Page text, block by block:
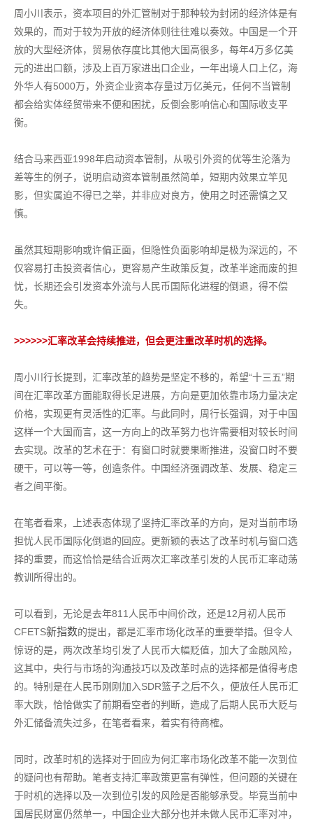
周小川表示，资本项目的外汇管制对于那种较为封闭的经济体是有
效果的，而对于较为开放的经济体则往往难以奏效。中国是一个开
放的大型经济体，贸易依存度比其他大国高很多，每年4万多亿美
元的进出口额，涉及上百万家进出口企业，一年出境人口上亿，海
外华人有5000万，外资企业资本存量过万亿美元，任何不当管制
都会给实体经贸带来不便和困扰，反倒会影响信心和国际收支平
衡。
结合马来西亚1998年启动资本管制，从吸引外资的优等生沦落为
差等生的例子，说明启动资本管制虽然简单，短期内效果立竿见
影，但实属迫不得已之举，并非应对良方，使用之时还需慎之又
慎。
虽然其短期影响或许偏正面，但隐性负面影响却是极为深远的，不
仅容易打击投资者信心，更容易产生政策反复，改革半途而废的担
忧，长期还会引发资本外流与人民币国际化进程的倒退，得不偿
失。
>>>>>>汇率改革会持续推进，但会更注重改革时机的选择。
周小川行长提到，汇率改革的趋势是坚定不移的，希望“十三五”期
间在汇率改革方面能取得长足进展，方向是更加依靠市场力量决定
价格，实现更有灵活性的汇率。与此同时，周行长强调，对于中国
这样一个大国而言，这一方向上的改革努力也许需要相对较长时间
去实现。改革的艺术在于：有窗口时就要果断推进，没窗口时不要
硬干，可以等一等，创造条件。中国经济强调改革、发展、稳定三
者之间平衡。
在笔者看来，上述表态体现了坚持汇率改革的方向，是对当前市场
担忧人民币国际化倒退的回应。更新颖的表达了改革时机与窗口选
择的重要，而这恰恰是结合近两次汇率改革引发的人民币汇率动荡
教训所得出的。
可以看到，无论是去年811人民币中间价改，还是12月初人民币
CFETS新指数的提出，都是汇率市场化改革的重要举措。但令人
惊讶的是，两次改革均引发了人民币大幅贬值，加大了金融风险，
这其中，央行与市场的沟通技巧以及改革时点的选择都是值得考虑
的。特别是在人民币刚刚加入SDR篮子之后不久，便放任人民币汇
率大跌，恰恰做实了前期看空者的判断，造成了后期人民币大贬与
外汇储备流失过多，在笔者看来，着实有待商榷。
同时，改革时机的选择对于回应为何汇率市场化改革不能一次到位
的疑问也有帮助。笔者支持汇率政策更富有弹性，但问题的关键在
于时机的选择以及一次到位引发的风险是否能够承受。毕竟当前中
国居民财富仍然单一，中国企业大部分也并未做人民币汇率对冲，